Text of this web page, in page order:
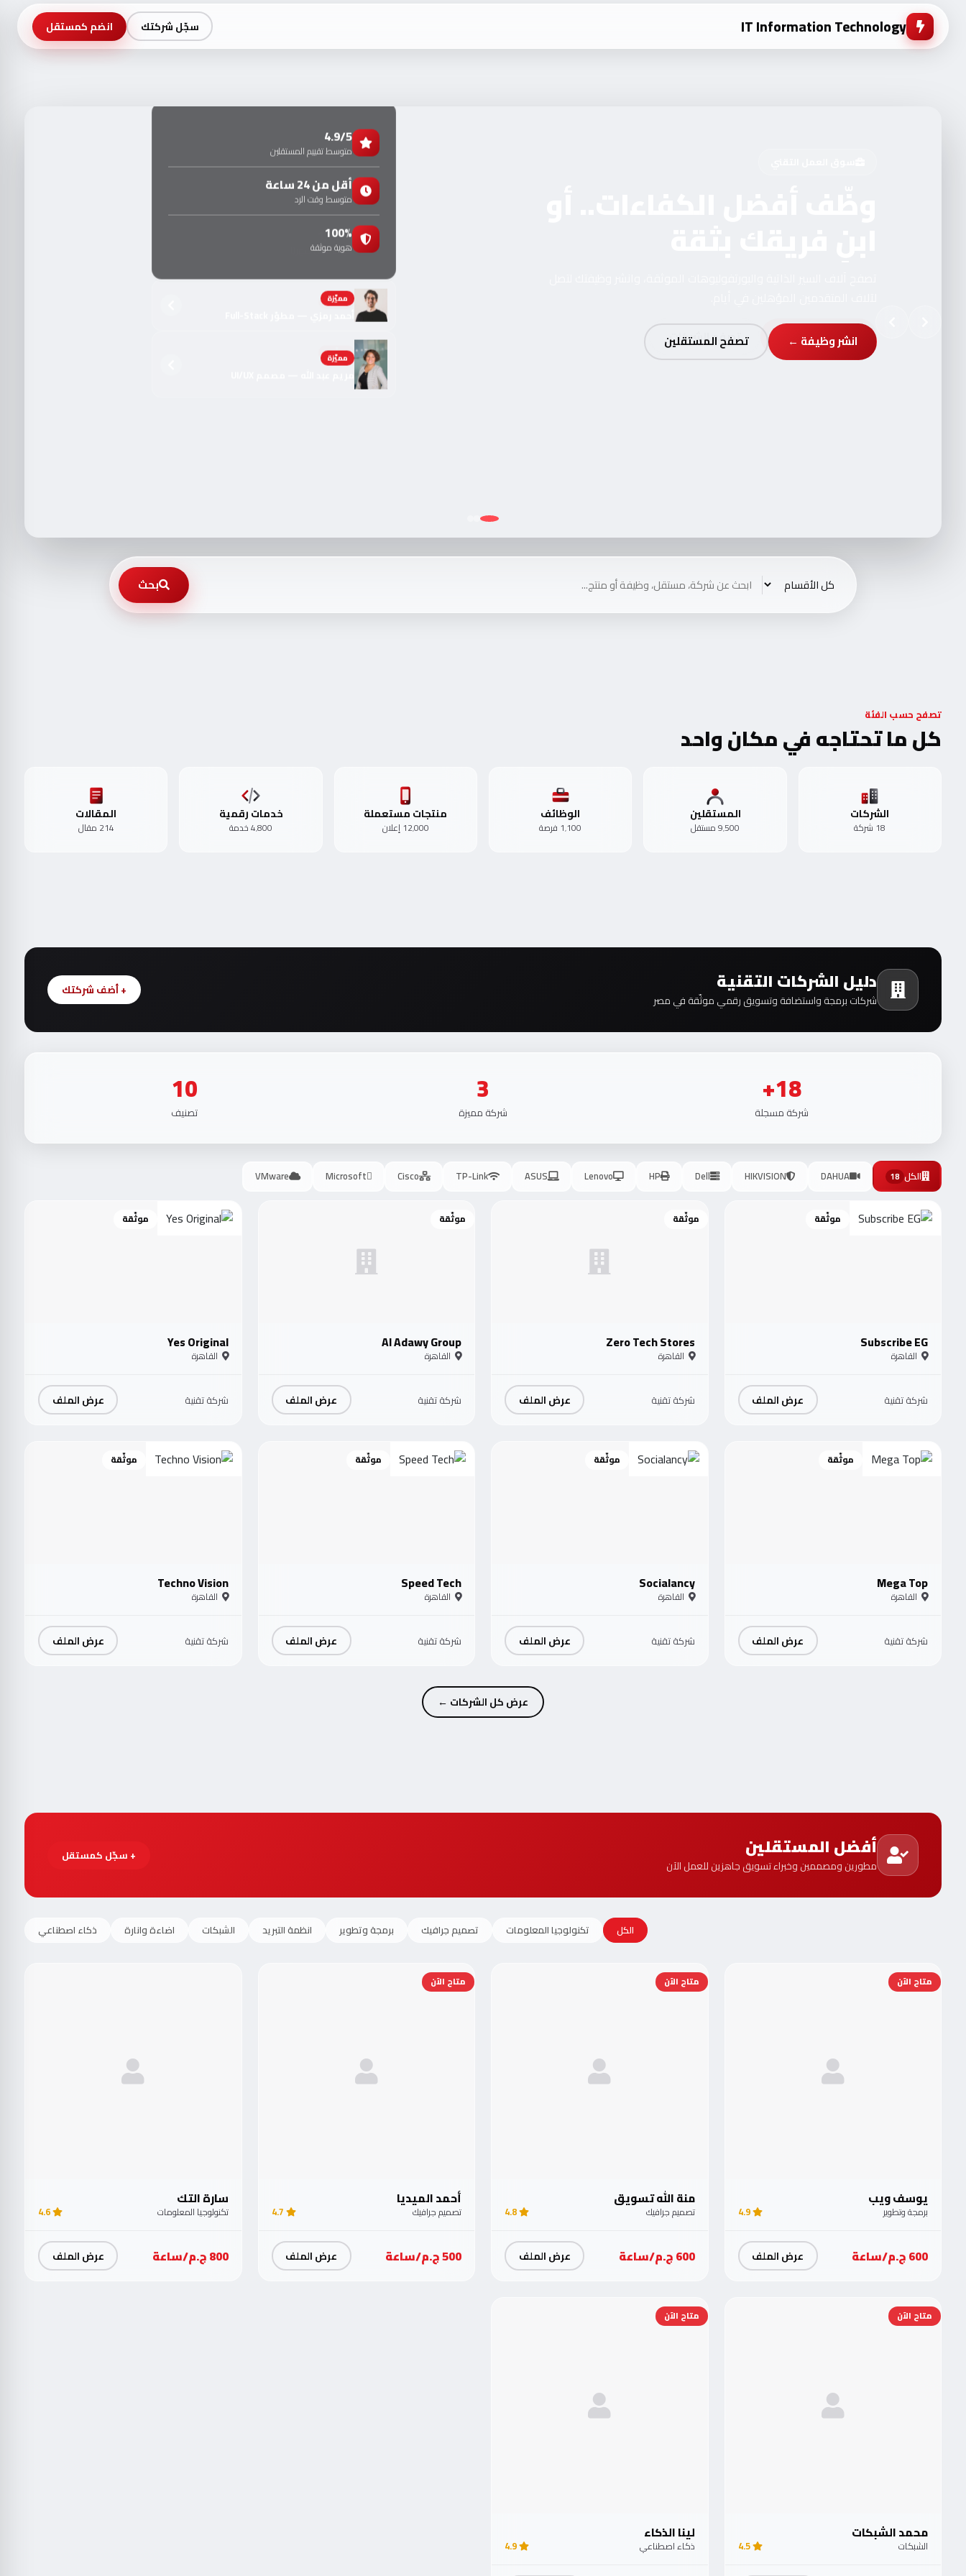
IT Information Technology سجّل شركتك انضم كمستقل
انشر وظيفة ← تصفح المستقلين
4.9/5
متوسط تقييم المستقلين
أقل من 24 ساعة
متوسط وقت الرد
100%
هوية موثقة
🔥 ترند
موثّقة
بحث
تصفح حسب الفئة
كل ما تحتاجه في مكان واحد
الشركات
18 شركة
المستقلين
9٬500 مستقل
الوظائف
1٬100 فرصة
منتجات مستعملة
12٬000 إعلان
خدمات رقمية
4٬800 خدمة
المقالات
214 مقال
دليل الشركات التقنية
شركات برمجة واستضافة وتسويق رقمي موثّقة في مصر
+ أضف شركتك
18+
شركة مسجلة
3
شركة مميزة
10
تصنيف
الكل 18
DAHUA
HIKVISION
Dell
HP
Lenovo
ASUS
TP-Link
Cisco
Microsoft
VMware
موثّقة
Subscribe EG
القاهرة
شركة تقنية عرض الملف
موثّقة
Zero Tech Stores
القاهرة
شركة تقنية عرض الملف
موثّقة
Al Adawy Group
القاهرة
شركة تقنية عرض الملف
موثّقة
Yes Original
القاهرة
شركة تقنية عرض الملف
موثّقة
Mega Top
القاهرة
شركة تقنية عرض الملف
موثّقة
Socialancy
القاهرة
شركة تقنية عرض الملف
موثّقة
Speed Tech
القاهرة
شركة تقنية عرض الملف
موثّقة
Techno Vision
القاهرة
شركة تقنية عرض الملف
عرض كل الشركات ←
أفضل المستقلين
مطورين ومصممين وخبراء تسويق جاهزين للعمل الآن
+ سجّل كمستقل
الكل تكنولوجيا المعلومات تصميم جرافيك برمجة وتطوير انظمة التبريد الشبكات اضاءة وانارة ذكاء اصطناعي
متاح الآن
يوسف ويب
برمجة وتطوير 4.9
600 ج.م/ساعة عرض الملف
متاح الآن
منة الله تسويق
تصميم جرافيك 4.8
600 ج.م/ساعة عرض الملف
متاح الآن
أحمد الميديا
تصميم جرافيك 4.7
500 ج.م/ساعة عرض الملف
سارة التك
تكنولوجيا المعلومات 4.6
800 ج.م/ساعة عرض الملف
متاح الآن
محمد الشبكات
الشبكات 4.5
متاح الآن
لينا الذكاء
ذكاء اصطناعي 4.9